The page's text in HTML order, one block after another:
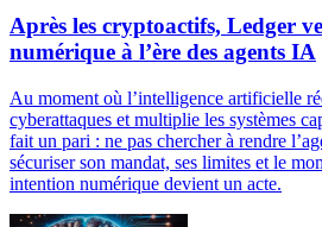
Après les cryptoactifs, Ledger
numérique à l’ère des agents IA
Au moment où l’intelligence artificielle
cyberattaques et multiplie les systèmes
fait un pari : ne pas chercher à rendre
sécuriser son mandat, ses limites et le
intention numérique devient un acte.